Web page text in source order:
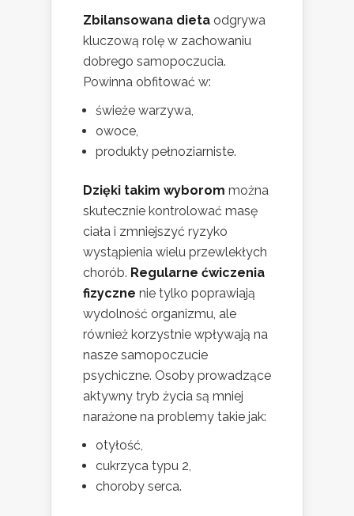
Zbilansowana dieta odgrywa
kluczową rolę w zachowaniu
dobrego samopoczucia.
Powinna obfitować w:
świeże warzywa,
owoce,
produkty pełnoziarniste.
Dzięki takim wyborom można
skutecznie kontrolować masę
ciała i zmniejszyć ryzyko
wystąpienia wielu przewlekłych
chorób. Regularne ćwiczenia
fizyczne nie tylko poprawiają
wydolność organizmu, ale
również korzystnie wpływają na
nasze samopoczucie
psychiczne. Osoby prowadzące
aktywny tryb życia są mniej
narażone na problemy takie jak:
otyłość,
cukrzyca typu 2,
choroby serca.